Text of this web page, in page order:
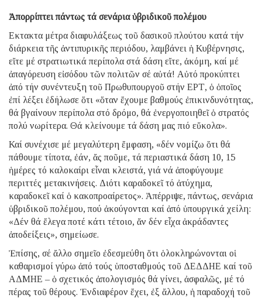
Ἀπορρίπτει πάντως τά σενάρια ὑβριδικοῦ πολέμου
Εκτακτα μέτρα διαφυλάξεως τοῦ δασικοῦ πλούτου κατά τήν
διάρκεια τῆς ἀντιπυρικῆς περιόδου, λαμβάνει ἡ Κυβέρνησις,
εἴτε μέ στρατιωτικά περίπολα στά δάση εἴτε, ἀκόμη, καί μέ
ἀπαγόρευση εἰσόδου τῶν πολιτῶν σέ αὐτά! Αὐτό προκύπτει
ἀπό τήν συνέντευξη τοῦ Πρωθυπουργοῦ στήν ΕΡΤ, ὁ ὁποῖος
ἐπί λέξει ἐδήλωσε ὅτι «ὅταν ἔχουμε βαθμούς ἐπικινδυνότητας,
θά βγαίνουν περίπολα στό δρόμο, θά ἐνεργοποιηθεῖ ὁ στρατός
πολύ νωρίτερα. Θά κλείνουμε τά δάση μας πιό εὔκολα».
Καί συνέχισε μέ μεγαλύτερη ἔμφαση, «δέν νομίζω ὅτι θά
πάθουμε τίποτα, ἐάν, ἄς ποῦμε, τά περιαστικά δάση 10, 15
ἡμέρες τό καλοκαίρι εἶναι κλειστά, γιά νά ἀποφύγουμε
περιττές μετακινήσεις. Διότι καραδοκεῖ τό ἀτύχημα,
καραδοκεῖ καί ὁ κακοπροαίρετος». Ἀπέρριψε, πάντως, σενάρια
ὑβριδικοῦ πολέμου, πού ἀκούγονται καί ἀπό ὑπουργικά χείλη:
«Δέν θά ἔλεγα ποτέ κάτι τέτοιο, ἄν δέν εἶχα ἀκράδαντες
ἀποδείξεις», σημείωσε.
Ἐπίσης, σέ ἄλλο σημεῖο ἐδεσμεύθη ὅτι ὁλοκληρώνονται οἱ
καθαρισμοί γύρω ἀπό τούς ὑποσταθμούς τοῦ ΔΕΔΔΗΕ καί τοῦ
ΑΔΜΗΕ – ὁ σχετικός ἀπολογισμός θά γίνει, ἀσφαλῶς, μέ τό
πέρας τοῦ θέρους. Ἐνδιαφέρον ἔχει, ἐξ ἄλλου, ἡ παραδοχή τοῦ